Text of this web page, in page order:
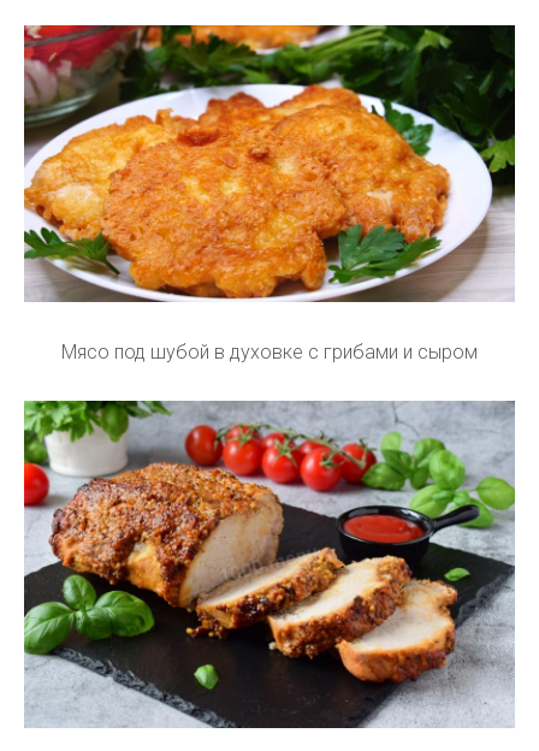
Мясо под шубой в духовке с грибами и сыром